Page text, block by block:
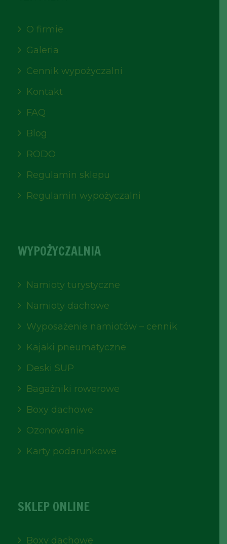
O firmie
Galeria
Cennik wypożyczalni
Kontakt
FAQ
Blog
RODO
Regulamin sklepu
Regulamin wypożyczalni
WYPOŻYCZALNIA
Namioty turystyczne
Namioty dachowe
Wyposażenie namiotów – cennik
Kajaki pneumatyczne
Deski SUP
Bagażniki rowerowe
Boxy dachowe
Ozonowanie
Karty podarunkowe
SKLEP ONLINE
Boxy dachowe